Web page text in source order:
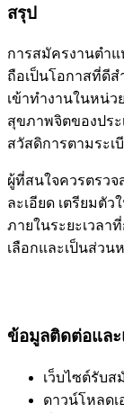
สรุป
การสมัครงานตำ
ถือเป็นโอกาสที่ดี
เข้าทำงานในหน่
สุขภาพจิตของปร
สวัสดิการตามระเ
ผู้ที่สนใจควรตรว
ละเอียด เตรียมตั
ภายในระยะเวลา
เลือกและเป็นส่ว
ข้อมูลติดต่อและ
เว็บไซต์รับส
ดาวน์โหลด